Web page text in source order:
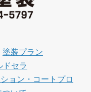
塗装プラン
ドセラ
ョン・コートプロ